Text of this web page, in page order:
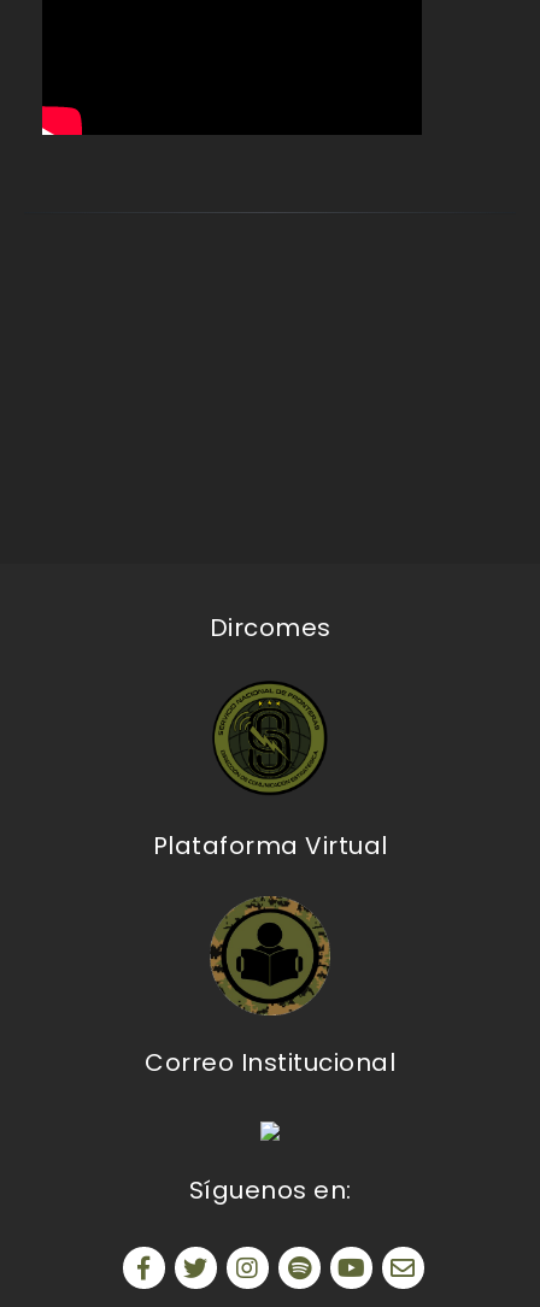
Dircomes
Plataforma Virtual
Correo Institucional
Síguenos en: